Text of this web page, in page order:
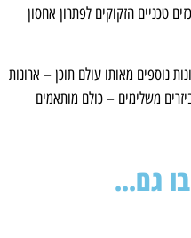
טכניים הזקוקים לפתרון אחסון
נוספים מאותו עולם תוכן – ארונות
משלימים – כולם מותאמים
גם...